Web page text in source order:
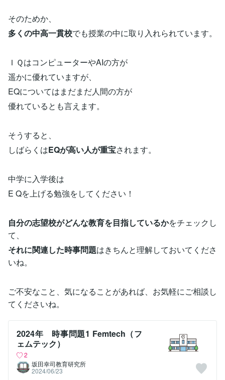
そのためか、
多くの中高一貫校でも授業の中に取り入れられています。
ＩＱはコンピューターやAIの方が
遥かに優れていますが、
EQについてはまだまだ人間の方が
優れているとも言えます。
そうすると、
しばらくはEQが高い人が重宝されます。
中学に入学後は
E Qを上げる勉強をしてください！
自分の志望校がどんな教育を目指しているかをチェックし
て、
それに関連した時事問題はきちんと理解しておいてくださ
いね。
ご不安なこと、気になることがあれば、お気軽にご相談し
てくださいね。
2024年 時事問題1 Femtech（フ
ェムテック）
2
坂田幸司教育研究所
2024/06/23